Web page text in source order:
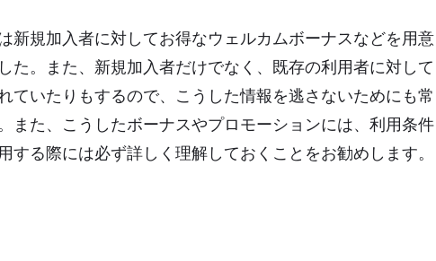
新規加入者に対してお得なウェルカムボーナスなどを用意
た。また、新規加入者だけでなく、既存の利用者に対して
ていたりもするので、こうした情報を逃さないためにも常
また、こうしたボーナスやプロモーションには、利用条件
る際には必ず詳しく理解しておくことをお勧めします。